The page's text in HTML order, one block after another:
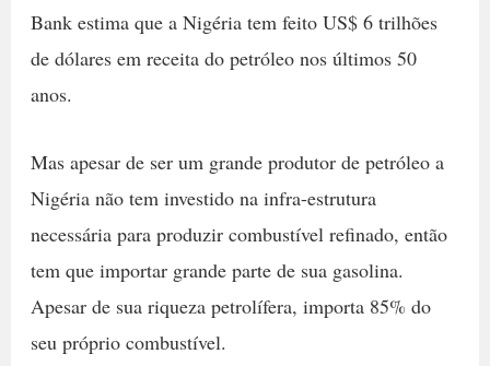
Bank estima que a Nigéria tem feito US$ 6 trilhões
de dólares em receita do petróleo nos últimos 50
anos.
Mas apesar de ser um grande produtor de petróleo a
Nigéria não tem investido na infra-estrutura
necessária para produzir combustível refinado, então
tem que importar grande parte de sua gasolina.
Apesar de sua riqueza petrolífera, importa 85% do
seu próprio combustível.